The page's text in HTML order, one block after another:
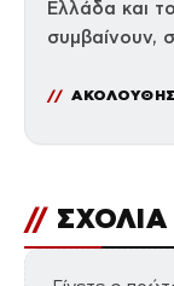
Ελλάδα και
συμβαίνουν,
// ΣΧΟΛΙΑ